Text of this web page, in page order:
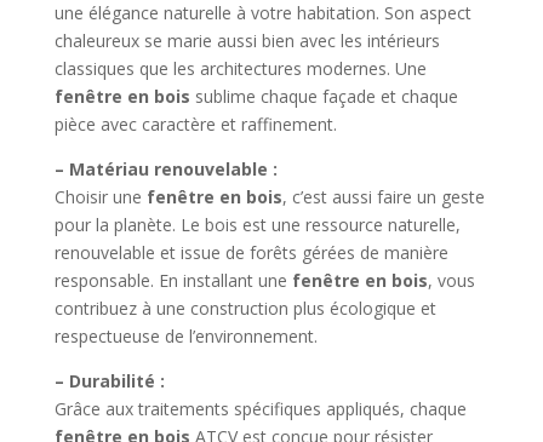
une élégance naturelle à votre habitation. Son aspect
chaleureux se marie aussi bien avec les intérieurs
classiques que les architectures modernes. Une
fenêtre en bois sublime chaque façade et chaque
pièce avec caractère et raffinement.
– Matériau renouvelable :
Choisir une fenêtre en bois, c’est aussi faire un geste
pour la planète. Le bois est une ressource naturelle,
renouvelable et issue de forêts gérées de manière
responsable. En installant une fenêtre en bois, vous
contribuez à une construction plus écologique et
respectueuse de l’environnement.
– Durabilité :
Grâce aux traitements spécifiques appliqués, chaque
fenêtre en bois ATCV est conçue pour résister